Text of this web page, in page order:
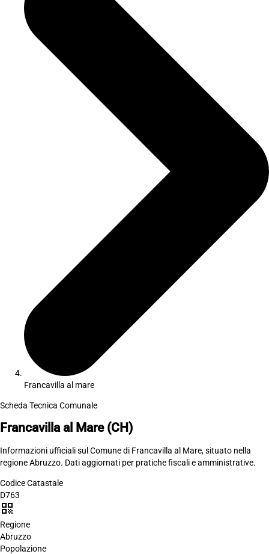
Francavilla al mare
Scheda Tecnica Comunale
Francavilla al Mare (CH)
Informazioni ufficiali sul Comune di Francavilla al Mare, situato nella
regione Abruzzo. Dati aggiornati per pratiche fiscali e amministrative.
Codice Catastale
D763
qr_code
Regione
Abruzzo
Popolazione